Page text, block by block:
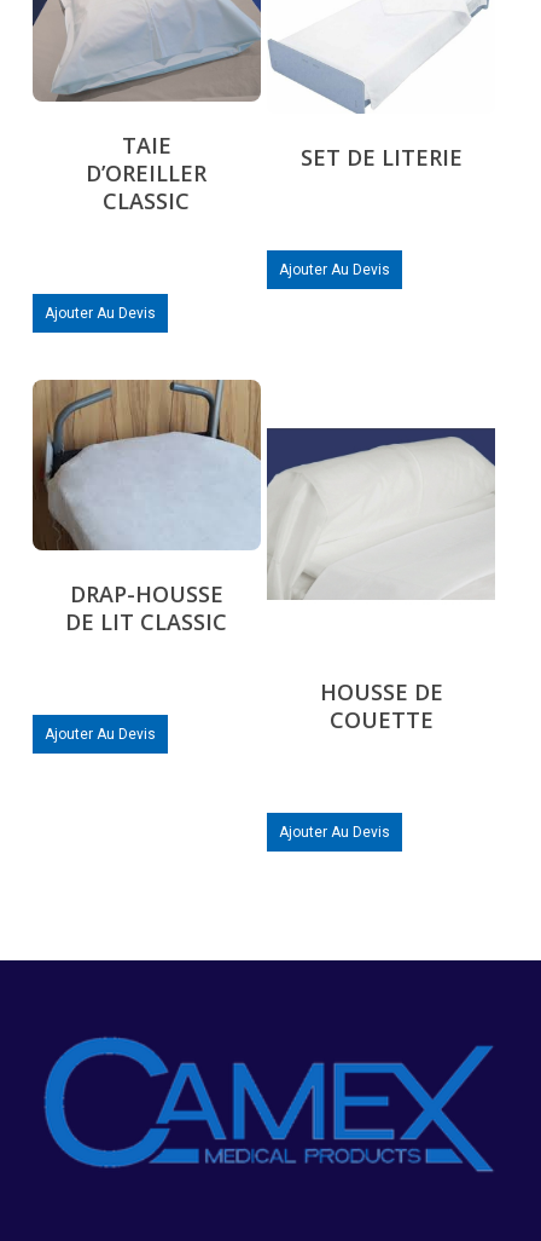
TAIE
D’OREILLER
CLASSIC
Ajouter Au Devis
SET DE LITERIE
Ajouter Au Devis
DRAP-HOUSSE
DE LIT CLASSIC
Ajouter Au Devis
HOUSSE DE
COUETTE
Ajouter Au Devis